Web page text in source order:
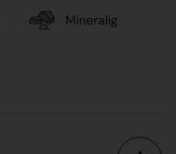
Mineralig